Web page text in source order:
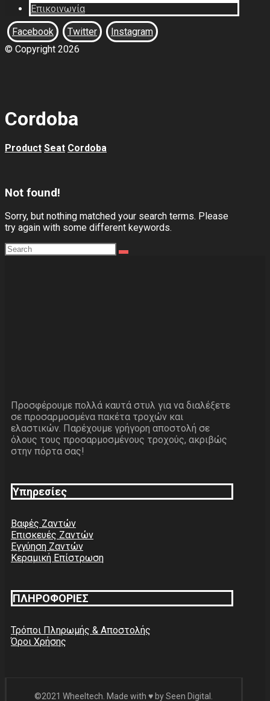
Επικοινωνία
Facebook
Twitter
Instagram
© Copyright 2026
Cordoba
Product Seat Cordoba
Not found!
Sorry, but nothing matched your search terms. Please
try again with some different keywords.
Προσφέρουμε πολλά καυτά στυλ για να διαλέξετε
σε προσαρμοσμένα πακέτα τροχών και
ελαστικών. Παρέχουμε γρήγορη αποστολή σε
όλους τους προσαρμοσμένους τροχούς, ακριβώς
στην πόρτα σας!
Υπηρεσίες
Βαφές Ζαντών
Επισκευές Ζαντών
Εγγύηση Ζαντών
Κεραμική Επίστρωση
ΠΛΗΡΟΦΟΡΙΕΣ
Τρόποι Πληρωμής & Αποστολής
Όροι Χρήσης
©2021 Wheeltech. Made with ♥ by Seen Digital.